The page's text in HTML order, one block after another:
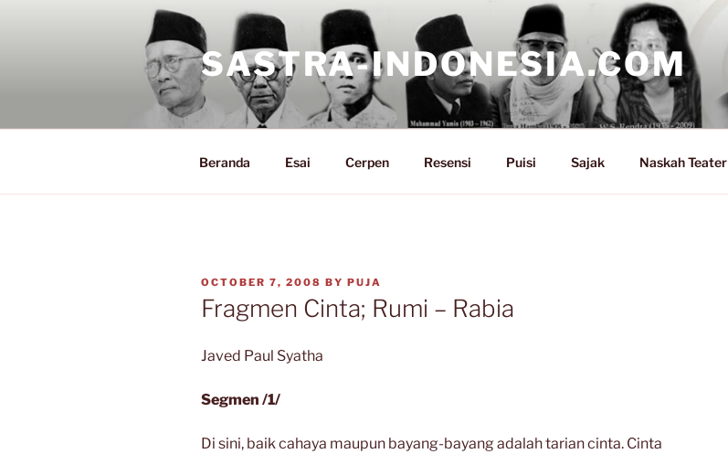
SASTRA-INDONESIA.COM
Beranda Esai Cerpen Resensi Puisi Sajak Naskah Teater
POSTED
ON
OCTOBER 7, 2008 BY PUJA
Fragmen Cinta; Rumi – Rabia
Javed Paul Syatha
Segmen /1/
Di sini, baik cahaya maupun bayang-bayang adalah tarian cinta. Cinta